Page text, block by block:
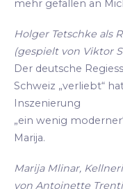
mehr gefallen an
Holger Tetschke als
(gespielt von Viktor
Der deutsche
Schweiz „verliebt“
Inszenierung
„ein wenig
Marija.
Marija Mlinar,
von Antoinette